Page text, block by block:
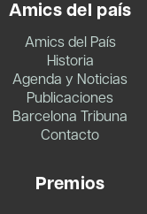
Amics del país
Amics del País
Historia
Agenda y Noticias
Publicaciones
Barcelona Tribuna
Contacto
Premios